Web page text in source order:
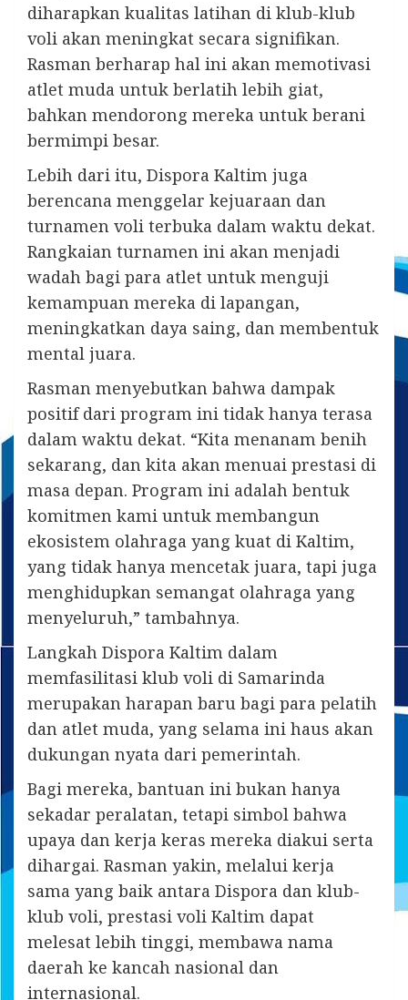
diharapkan kualitas latihan di klub-klub
voli akan meningkat secara signifikan.
Rasman berharap hal ini akan memotivasi
atlet muda untuk berlatih lebih giat,
bahkan mendorong mereka untuk berani
bermimpi besar.
Lebih dari itu, Dispora Kaltim juga
berencana menggelar kejuaraan dan
turnamen voli terbuka dalam waktu dekat.
Rangkaian turnamen ini akan menjadi
wadah bagi para atlet untuk menguji
kemampuan mereka di lapangan,
meningkatkan daya saing, dan membentuk
mental juara.
Rasman menyebutkan bahwa dampak
positif dari program ini tidak hanya terasa
dalam waktu dekat. “Kita menanam benih
sekarang, dan kita akan menuai prestasi di
masa depan. Program ini adalah bentuk
komitmen kami untuk membangun
ekosistem olahraga yang kuat di Kaltim,
yang tidak hanya mencetak juara, tapi juga
menghidupkan semangat olahraga yang
menyeluruh,” tambahnya.
Langkah Dispora Kaltim dalam
memfasilitasi klub voli di Samarinda
merupakan harapan baru bagi para pelatih
dan atlet muda, yang selama ini haus akan
dukungan nyata dari pemerintah.
Bagi mereka, bantuan ini bukan hanya
sekadar peralatan, tetapi simbol bahwa
upaya dan kerja keras mereka diakui serta
dihargai. Rasman yakin, melalui kerja
sama yang baik antara Dispora dan klub-
klub voli, prestasi voli Kaltim dapat
melesat lebih tinggi, membawa nama
daerah ke kancah nasional dan
internasional.